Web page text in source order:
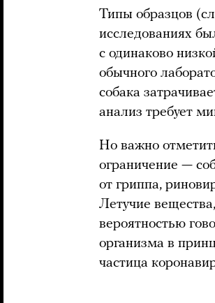
Типы образцов
исследованиях
с одинаково
обычного
собака
анализ требует
Но важно
ограничение —
от гриппа,
Летучие
вероятностью
организма в
частица